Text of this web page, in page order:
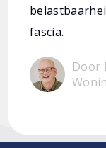
fascia.
Door